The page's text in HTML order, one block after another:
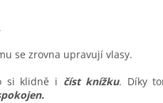
se zrovna upravují vlasy.
si klidně i číst knížku. Díky